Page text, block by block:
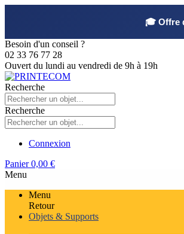
🎓 Offre
Besoin d'un conseil ?
02 33 76 77 28
Ouvert du lundi au vendredi de 9h à 19h
Recherche
Recherche
Connexion
Panier 0,00 €
Menu
Menu
Retour
Objets & Supports